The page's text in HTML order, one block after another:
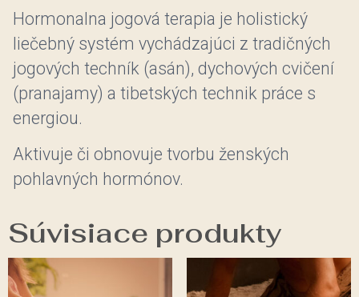
Hormonalna jogová terapia je holistický
liečebný systém vychádzajúci z tradičných
jogových techník (asán), dychových cvičení
(pranajamy) a tibetských technik práce s
energiou.
Aktivuje či obnovuje tvorbu ženských
pohlavných hormónov.
Súvisiace produkty